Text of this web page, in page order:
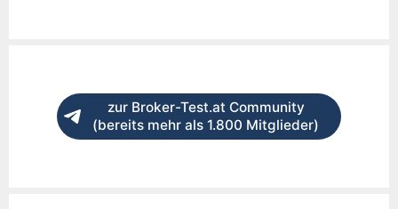
zur Broker-Test.at Community
(bereits mehr als 1.800 Mitglieder)